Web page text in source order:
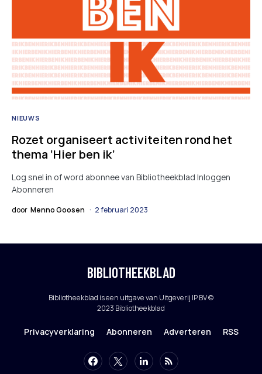
NIEUWS
Rozet organiseert activiteiten rond het
thema ‘Hier ben ik’
Log snel in of word abonnee van Bibliotheekblad Inloggen
Abonneren
door Menno Goosen 2 februari 2023
BIBLIOTHEEKBLAD
Bibliotheekblad is een uitgave van Uitgeverij IP BV ©
2023 Bibliotheekblad
Privacyverklaring Abonneren Adverteren RSS